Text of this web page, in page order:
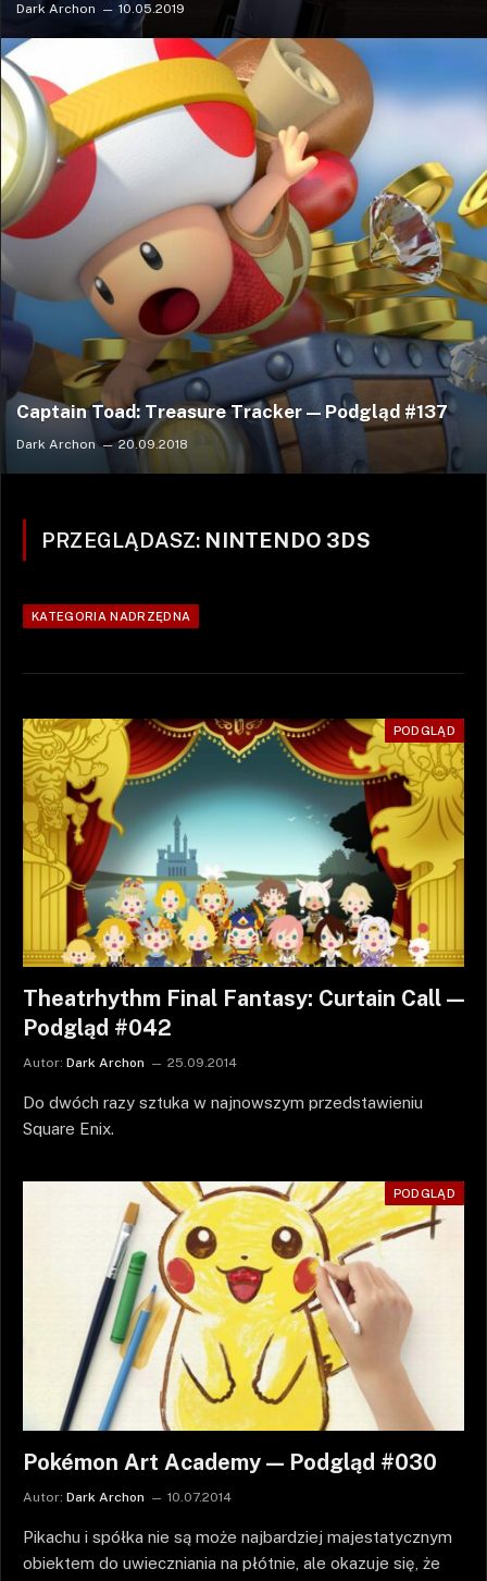
Dark Archon 10.05.2019
Captain Toad: Treasure Tracker — Podgląd #137
Dark Archon 20.09.2018
PRZEGLĄDASZ: NINTENDO 3DS
KATEGORIA NADRZĘDNA
PODGLĄD
Theatrhythm Final Fantasy: Curtain Call —
Podgląd #042
Autor: Dark Archon 25.09.2014
Do dwóch razy sztuka w najnowszym przedstawieniu
Square Enix.
PODGLĄD
Pokémon Art Academy — Podgląd #030
Autor: Dark Archon 10.07.2014
Pikachu i spółka nie są może najbardziej majestatycznym
obiektem do uwieczniania na płótnie, ale okazuje się, że